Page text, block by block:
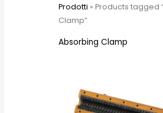
Prodotti » Products tagged
Clamp”
Absorbing Clamp